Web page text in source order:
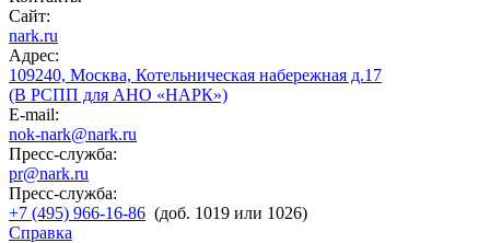
Сайт:
nark.ru
Адрес:
109240, Москва, Котельническая набережная д.17
(В РСПП для АНО «НАРК»)
E-mail:
nok-nark@nark.ru
Пресс-служба:
pr@nark.ru
Пресс-служба:
+7 (495) 966-16-86 (доб. 1019 или 1026)
Справка